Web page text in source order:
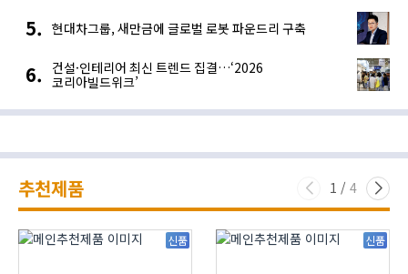
현대차그룹, 새만금에 글로벌 로봇 파운드리 구축
건설·인테리어 최신 트렌드 집결…‘2026
코리아빌드위크’
추천제품 1 / 4
신품 신품